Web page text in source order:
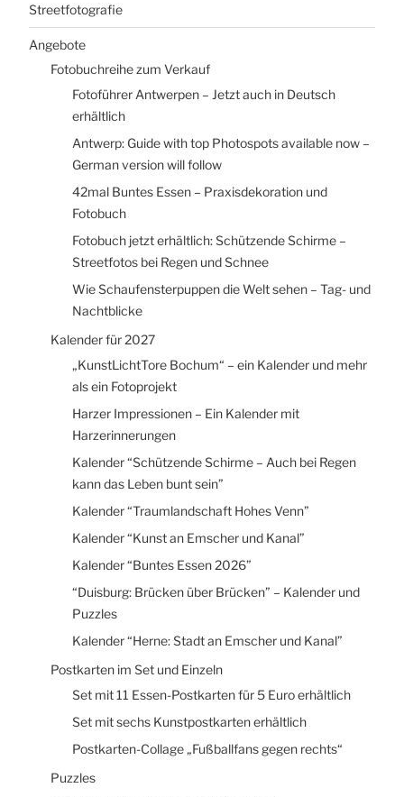
Streetfotografie
Angebote
Fotobuchreihe zum Verkauf
Fotoführer Antwerpen – Jetzt auch in Deutsch
erhältlich
Antwerp: Guide with top Photospots available now –
German version will follow
42mal Buntes Essen – Praxisdekoration und
Fotobuch
Fotobuch jetzt erhältlich: Schützende Schirme –
Streetfotos bei Regen und Schnee
Wie Schaufensterpuppen die Welt sehen – Tag- und
Nachtblicke
Kalender für 2027
„KunstLichtTore Bochum“ – ein Kalender und mehr
als ein Fotoprojekt
Harzer Impressionen – Ein Kalender mit
Harzerinnerungen
Kalender “Schützende Schirme – Auch bei Regen
kann das Leben bunt sein”
Kalender “Traumlandschaft Hohes Venn”
Kalender “Kunst an Emscher und Kanal”
Kalender “Buntes Essen 2026”
“Duisburg: Brücken über Brücken” – Kalender und
Puzzles
Kalender “Herne: Stadt an Emscher und Kanal”
Postkarten im Set und Einzeln
Set mit 11 Essen-Postkarten für 5 Euro erhältlich
Set mit sechs Kunstpostkarten erhältlich
Postkarten-Collage „Fußballfans gegen rechts“
Puzzles